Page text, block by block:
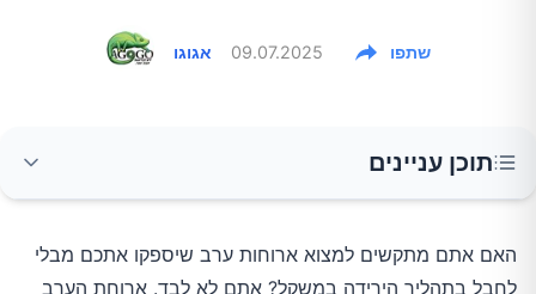
אגוגו 09.07.2025 שתפו
תוכן עניינים
מה אומר המחקר על תזמון ארוחת הערב?
האם אתם מתקשים למצוא ארוחות ערב שיספקו אתכם מבלי
לחבל בתהליך הירידה במשקל? אתם לא לבד. ארוחת הערב